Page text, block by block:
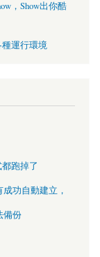
，Show出你酷
種運行環境
跑掉了
功自動建立，
備份